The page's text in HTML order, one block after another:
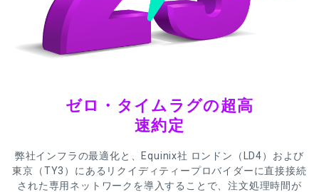
ゼロ・タイムラグの超高
速約定
弊社インフラの最適化と、Equinix社 ロンドン（LD4）および
東京（TY3）にあるリクイディティープロバイダーに直接接続
された専用ネットワークを導入することで、注文処理時間が